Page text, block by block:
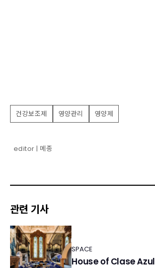
건강보조제 영양관리 영양제
editor | 메종
관련 기사
SPACE
House of Clase Azul